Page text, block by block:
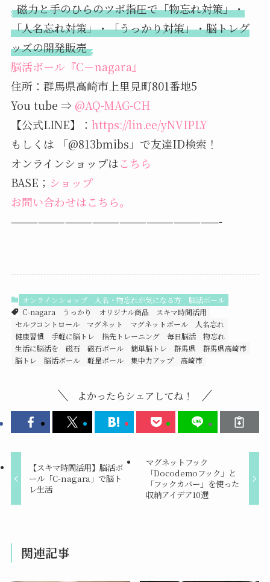
磁力と手のひらのツボ指圧で「物忘れ対策」・
「人名忘れ対策」・「うっかり対策」・脳トレグ
ッズの開発販売
脳活ボール『C－nagara』
住所：群馬県高崎市上里見町801番地5
You tube ⇒ @AQ-MAG-CH
【公式LINE】： https://lin.ee/yNVIPLY
もしくは 「@813bmibs」で友達ID検索！
オンラインショップはこちら
BASE； ショップ
お問い合わせはこちら。
———————————————————————-
オンラインショップ 人名・物忘れが気になる方
脳活ボール
C-nagara
うっかり オリジナル商品
スキマ時間活用
セルフコントロール
マグネット マグネットボール
人名忘れ
健康習慣
手軽に脳トレ 指先トレーニング 毎日脳活
物忘れ
生活に脳活を
磁石 磁石ボール 簡単脳トレ 群馬県
群馬県高崎市
脳トレ
脳活ボール 軽量ボール 集中力アップ 高崎市
よかったらシェアしてね！
【スキマ時間活用】脳活ボ
ール「C-nagara」で脳ト
レ生活
マグネットフック
「Docodemoフック」と
「フックカバー」を使った
収納アイデア10選
関連記事